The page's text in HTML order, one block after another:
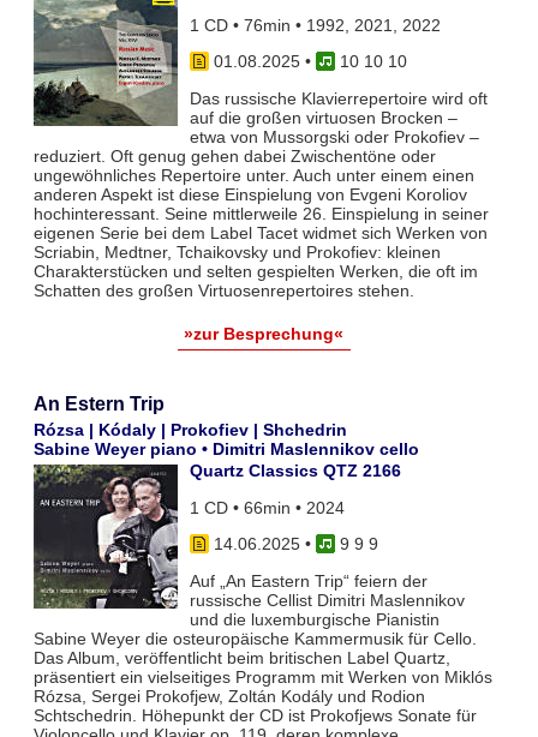
1 CD • 76min • 1992, 2021, 2022
01.08.2025•
10 10 10
Das russische Klavierrepertoire wird oft
auf die großen virtuosen Brocken –
etwa von Mussorgski oder Prokofiev –
reduziert. Oft genug gehen dabei Zwischentöne oder
ungewöhnliches Repertoire unter. Auch unter einem einen
anderen Aspekt ist diese Einspielung von Evgeni Koroliov
hochinteressant. Seine mittlerweile 26. Einspielung in seiner
eigenen Serie bei dem Label Tacet widmet sich Werken von
Scriabin, Medtner, Tchaikovsky und Prokofiev: kleinen
Charakterstücken und selten gespielten Werken, die oft im
Schatten des großen Virtuosenrepertoires stehen.
»zur Besprechung«
An Estern Trip
Rózsa | Kódaly | Prokofiev | Shchedrin
Sabine Weyer piano • Dimitri Maslennikov cello
Quartz Classics QTZ 2166
1 CD • 66min • 2024
14.06.2025•
9 9 9
Auf „An Eastern Trip“ feiern der
russische Cellist Dimitri Maslennikov
und die luxemburgische Pianistin
Sabine Weyer die osteuropäische Kammermusik für Cello.
Das Album, veröffentlicht beim britischen Label Quartz,
präsentiert ein vielseitiges Programm mit Werken von Miklós
Rózsa, Sergei Prokofjew, Zoltán Kodály und Rodion
Schtschedrin. Höhepunkt der CD ist Prokofjews Sonate für